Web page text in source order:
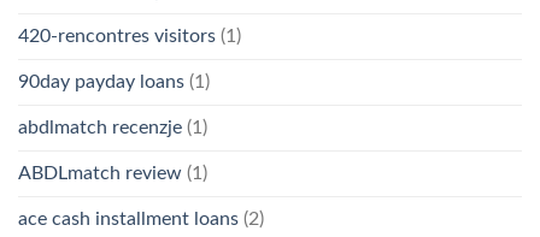
420-rencontres visitors (1)
90day payday loans (1)
abdlmatch recenzje (1)
ABDLmatch review (1)
ace cash installment loans (2)